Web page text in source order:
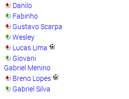
Danilo
Fabinho
Gustavo Scarpa
Wesley
Lucas Lima
Giovani
Gabriel Menino
Breno Lopes
Gabriel Silva